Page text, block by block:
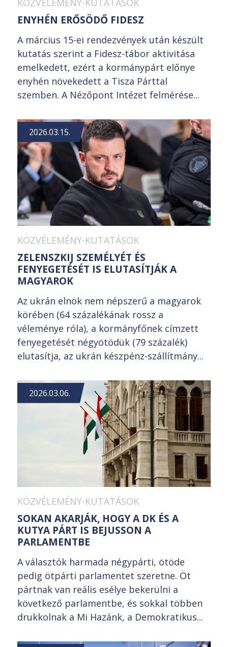
ENYHÉN ERŐSÖDŐ FIDESZ
A március 15-ei rendezvények után készült
kutatás szerint a Fidesz-tábor aktivitása
emelkedett, ezért a kormánypárt előnye
enyhén növekedett a Tisza Párttal
szemben. A Nézőpont Intézet felmérése...
2026.03.15.
KÖZVÉLEMÉNY-KUTATÁSOK
ZELENSZKIJ SZEMÉLYÉT ÉS
FENYEGETÉSÉT IS ELUTASÍTJÁK A
MAGYAROK
Az ukrán elnök nem népszerű a magyarok
körében (64 százalékának rossz a
véleménye róla), a kormányfőnek címzett
fenyegetését négyötödük (79 százalék)
elutasítja, az ukrán készpénz-szállítmány...
2026.03.06.
KÖZVÉLEMÉNY-KUTATÁSOK
SOKAN AKARJÁK, HOGY A DK ÉS A
KUTYA PÁRT IS BEJUSSON A
PARLAMENTBE
A választók harmada négypárti, ötöde
pedig ötpárti parlamentet szeretne. Öt
pártnak van reális esélye bekerülni a
következő parlamentbe, és sokkal többen
drukkolnak a Mi Hazánk, a Demokratikus...